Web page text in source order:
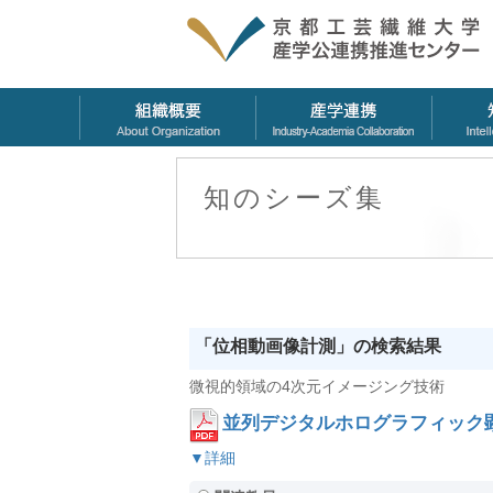
知のシーズ集
「位相動画像計測」の検索結果
微視的領域の4次元イメージング技術
並列デジタルホログラフィック
▼詳細